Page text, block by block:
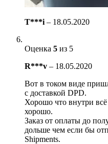
T***i – 18.05.2020
Оценка 5 из 5
R***v – 18.05.2020
Вот в током виде
с доставкой DPD.
Хорошо что внутри
хорошо.
Заказ от оплаты до
дольше чем если бы
Shipments.